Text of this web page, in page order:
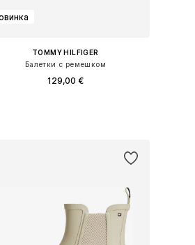
TOMMY HILFIGER
Балетки с ремешком
129,00 €